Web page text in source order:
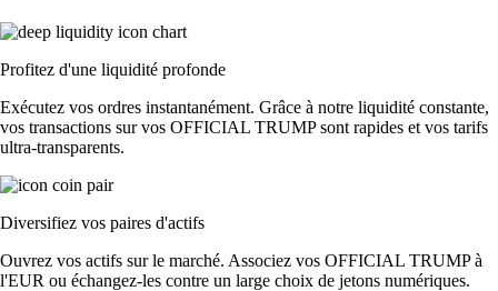
Profitez d'une liquidité profonde
Exécutez vos ordres instantanément. Grâce à notre liquidité constante,
vos transactions sur vos OFFICIAL TRUMP sont rapides et vos tarifs
ultra-transparents.
Diversifiez vos paires d'actifs
Ouvrez vos actifs sur le marché. Associez vos OFFICIAL TRUMP à
l'EUR ou échangez-les contre un large choix de jetons numériques.